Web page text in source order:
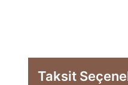
Taksit